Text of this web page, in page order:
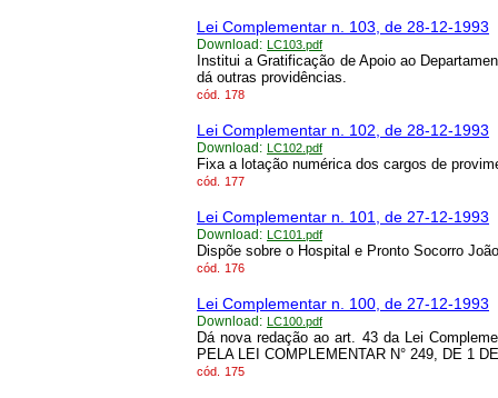
Lei Complementar n. 103, de 28-12-1993
Download: LC103.pdf
Institui a Gratificação de Apoio ao
dá outras providências.
cód. 178
Lei Complementar n. 102, de 28-12-1993
Download: LC102.pdf
Fixa a lotação numérica dos cargos de
cód. 177
Lei Complementar n. 101, de 27-12-1993
Download: LC101.pdf
Dispõe sobre o Hospital e Pronto Socorro
cód. 176
Lei Complementar n. 100, de 27-12-1993
Download: LC100.pdf
Dá nova redação ao art. 43 da Lei
PELA LEI COMPLEMENTAR N° 249, DE 1
cód. 175